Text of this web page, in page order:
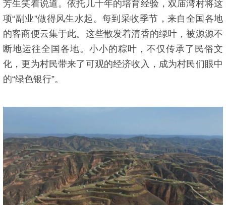
芳生笑着说道。依托几十年的培育经验，双庙湾村将这
项“副业”做得风生水起。每到采收季节，来自全国各地
的客商便云集于此。这些散发着清香的绿叶，被源源不
断地运往全国各地。小小的粽叶，不仅传承了民俗文
化，更为村民带来了可观的经济收入，成为村民们眼中
的“绿色银行”。